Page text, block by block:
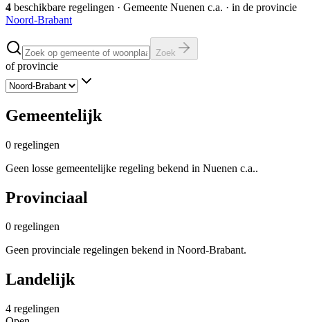
4 beschikbare regelingen · Gemeente Nuenen c.a. · in de provincie
Noord-Brabant
Zoek
of provincie
Gemeentelijk
0 regelingen
Geen losse gemeentelijke regeling bekend in Nuenen c.a..
Provinciaal
0 regelingen
Geen provinciale regelingen bekend in Noord-Brabant.
Landelijk
4 regelingen